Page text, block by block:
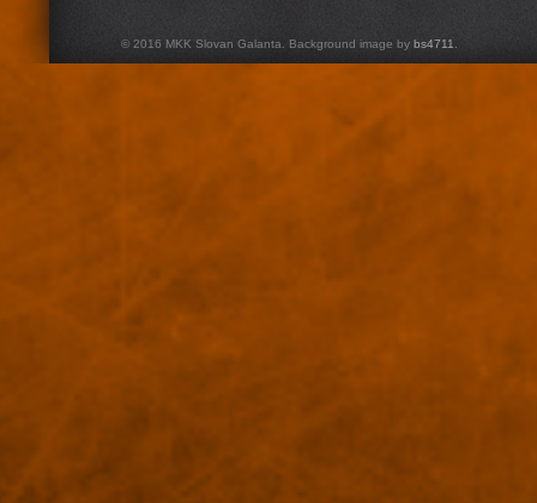
© 2016 MKK Slovan Galanta. Background image by bs4711